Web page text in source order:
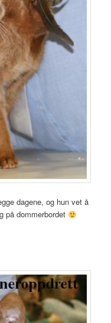
dagene, og hun vet å
på dommerbordet